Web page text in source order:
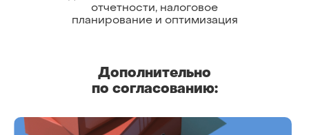
Дополнительно
по согласованию:
отчетности, налоговое
планирование и оптимизация